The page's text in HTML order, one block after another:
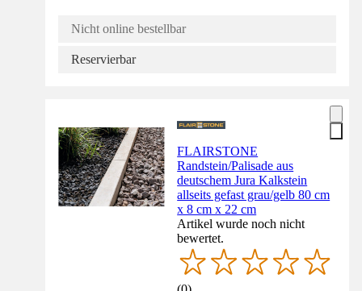
Nicht online bestellbar
Reservierbar
FLAIRSTONE
Randstein/Palisade aus
deutschem Jura Kalkstein
allseits gefast grau/gelb 80 cm
x 8 cm x 22 cm
Artikel wurde noch nicht
bewertet.